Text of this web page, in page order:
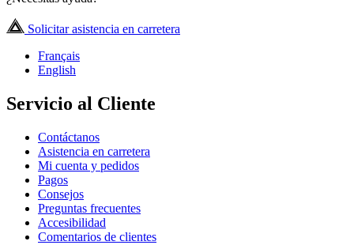
Solicitar asistencia en carretera
Français
English
Servicio al Cliente
Contáctanos
Asistencia en carretera
Mi cuenta y pedidos
Pagos
Consejos
Preguntas frecuentes
Accesibilidad
Comentarios de clientes